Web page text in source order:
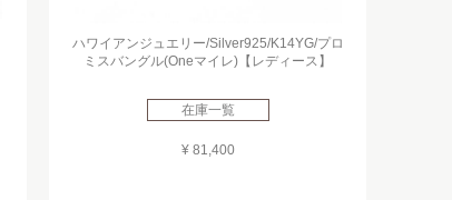
ハワイアンジュエリー/Silver925/K14YG/プロ
ミスバングル(Oneマイレ)【レディース】
在庫一覧
¥ 81,400